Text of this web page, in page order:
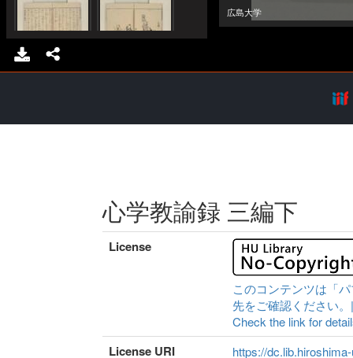
心学教諭録 三編下
License
このコンテンツは「
先をご確認ください
Check the link for
License URI https://